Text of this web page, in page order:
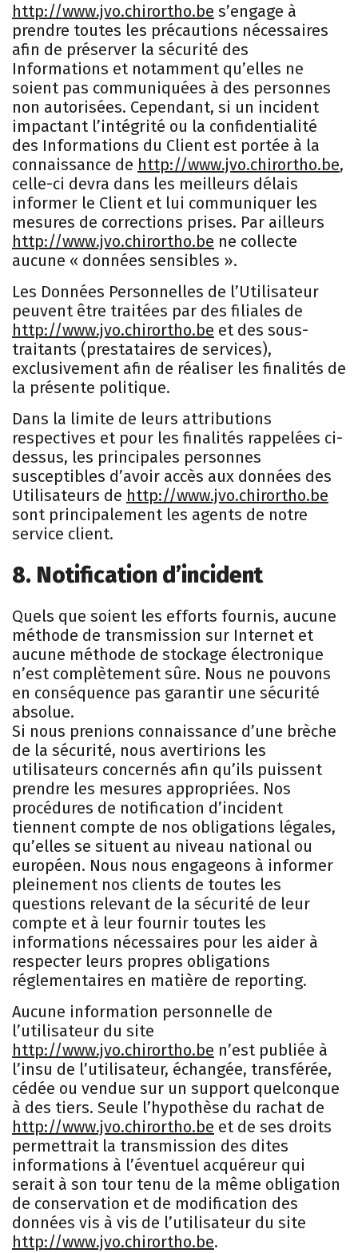
http://www.jvo.chirortho.be s’engage à
prendre toutes les précautions nécessaires
afin de préserver la sécurité des
Informations et notamment qu’elles ne
soient pas communiquées à des personnes
non autorisées. Cependant, si un incident
impactant l’intégrité ou la confidentialité
des Informations du Client est portée à la
connaissance de http://www.jvo.chirortho.be,
celle-ci devra dans les meilleurs délais
informer le Client et lui communiquer les
mesures de corrections prises. Par ailleurs
http://www.jvo.chirortho.be ne collecte
aucune « données sensibles ».
Les Données Personnelles de l’Utilisateur
peuvent être traitées par des filiales de
http://www.jvo.chirortho.be et des sous-
traitants (prestataires de services),
exclusivement afin de réaliser les finalités de
la présente politique.
Dans la limite de leurs attributions
respectives et pour les finalités rappelées ci-
dessus, les principales personnes
susceptibles d’avoir accès aux données des
Utilisateurs de http://www.jvo.chirortho.be
sont principalement les agents de notre
service client.
8. Notification d’incident
Quels que soient les efforts fournis, aucune
méthode de transmission sur Internet et
aucune méthode de stockage électronique
n’est complètement sûre. Nous ne pouvons
en conséquence pas garantir une sécurité
absolue.
Si nous prenions connaissance d’une brèche
de la sécurité, nous avertirions les
utilisateurs concernés afin qu’ils puissent
prendre les mesures appropriées. Nos
procédures de notification d’incident
tiennent compte de nos obligations légales,
qu’elles se situent au niveau national ou
européen. Nous nous engageons à informer
pleinement nos clients de toutes les
questions relevant de la sécurité de leur
compte et à leur fournir toutes les
informations nécessaires pour les aider à
respecter leurs propres obligations
réglementaires en matière de reporting.
Aucune information personnelle de
l’utilisateur du site
http://www.jvo.chirortho.be n’est publiée à
l’insu de l’utilisateur, échangée, transférée,
cédée ou vendue sur un support quelconque
à des tiers. Seule l’hypothèse du rachat de
http://www.jvo.chirortho.be et de ses droits
permettrait la transmission des dites
informations à l’éventuel acquéreur qui
serait à son tour tenu de la même obligation
de conservation et de modification des
données vis à vis de l’utilisateur du site
http://www.jvo.chirortho.be.